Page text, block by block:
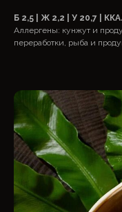
Б 2,5 | Ж 2,2 | У 20,7 |
Аллергены: кунжут и
переработки, рыба и